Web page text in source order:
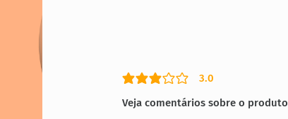
3.0
classificação média é 3 de 5
Veja comentários sobre o produto